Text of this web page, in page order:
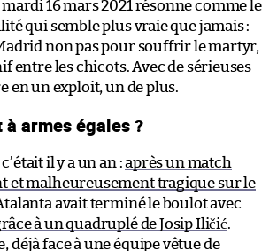
mardi 16 mars 2021 résonne comme le
qui semble plus vraie que jamais :
non pas pour souffrir le martyr,
entre les chicots. Avec de sérieuses
en un exploit, un de plus.
armes égales ?
il y a un an :après un match
et malheureusement tragique sur le
avait terminé le boulot avec
à un quadruplé de Josip Iličić.
déjà face à une équipe vêtue de